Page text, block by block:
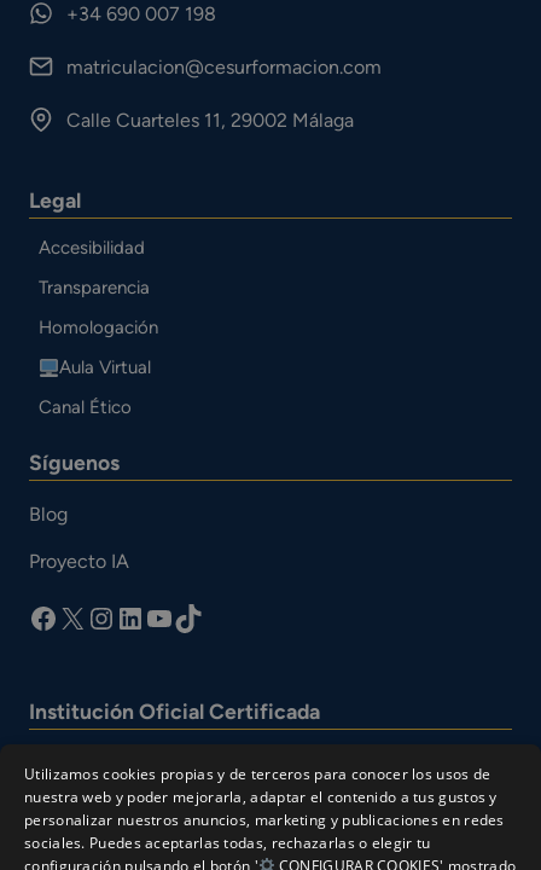
+34 690 007 198
matriculacion@cesurformacion.com
Calle Cuarteles 11, 29002 Málaga
Legal
Accesibilidad
Transparencia
Homologación
Aula Virtual
Canal Ético
Síguenos
Blog
Proyecto IA
facebook
X Instagram
LinkedIn
YouTube
TikTok
Institución Oficial Certificada
Utilizamos cookies propias y de terceros para conocer los usos de
nuestra web y poder mejorarla, adaptar el contenido a tus gustos y
personalizar nuestros anuncios, marketing y publicaciones en redes
sociales. Puedes aceptarlas todas, rechazarlas o elegir tu
configuración pulsando el botón '
CONFIGURAR COOKIES' mostrado